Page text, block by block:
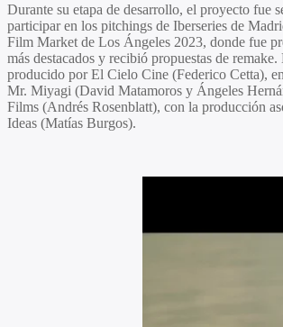
Durante su etapa de desarrollo, el proyecto fue
participar en los pitchings de Iberseries de
Film Market de Los Ángeles 2023, donde fue
más destacados y recibió propuestas de
producido por El Cielo Cine (Federico Cetta),
Mr. Miyagi (David Matamoros y Ángeles
Films (Andrés Rosenblatt), con la producción
Ideas (Matías Burgos).